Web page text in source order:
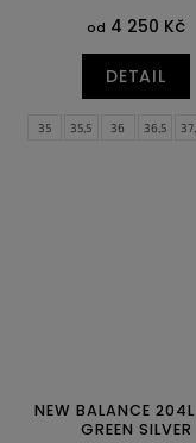
od 4 250 Kč
DETAIL
35 35,5 36 36,5
NEW BALANCE
GREEN SILVER